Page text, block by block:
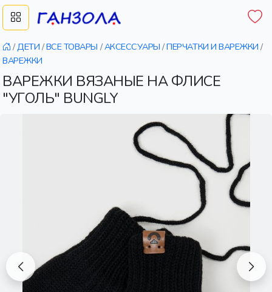
/ДЕТИ /ВСЕ ТОВАРЫ /АКСЕССУАРЫ /ПЕРЧАТКИ И ВАРЕЖКИ /
ВАРЕЖКИ
ВАРЕЖКИ ВЯЗАНЫЕ НА ФЛИСЕ
"УГОЛЬ" BUNGLY